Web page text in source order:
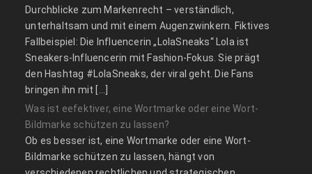
Durchblicke zum Markenrecht – verständlich,
unterhaltsam und mit einem Augenzwinkern. Fiktives
Fallbeispiel: Die Influencerin „LolaSneaks“ Lola ist
Sneakers-Influencerin mit Fashion-Fokus. Sie prägt
den Hashtag #LolaSneaks, der viral geht. Die Fans
bringen ihn mit […]
Was ist eefektiver, eine Wortmarke oder eine Wort-
Bildmarke schützen zu lassen?
Ob es besser ist, eine Wortmarke oder eine Wort-
Bildmarke schützen zu lassen, hängt von